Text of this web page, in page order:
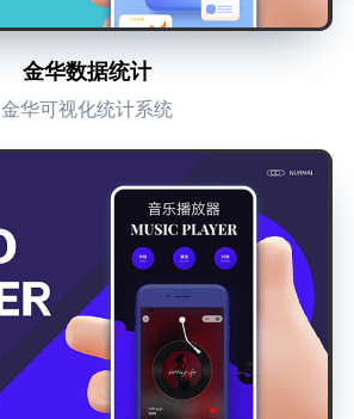
金华数据统计
金华可视化统计系统